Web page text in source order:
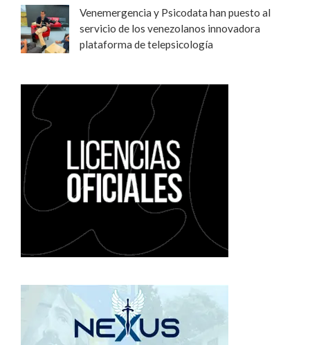
Venemergencia y Psicodata han puesto al
servicio de los venezolanos innovadora
plataforma de telepsicología